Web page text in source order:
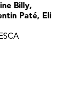
Billy,
Paté, Eli